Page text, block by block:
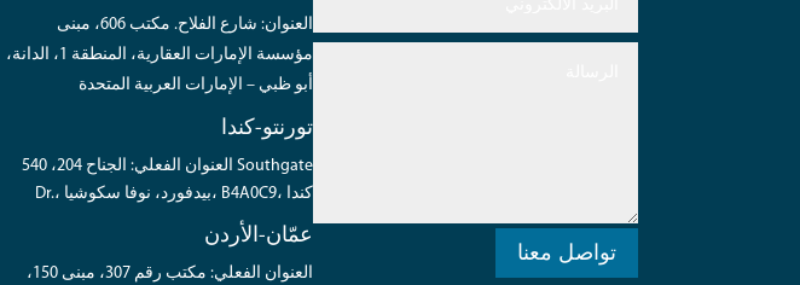
العنوان: شارع الفلاح. مكتب 606، مبنى
مؤسسة الإمارات العقارية، المنطقة 1، الدانة،
أبو ظبي – الإمارات العربية المتحدة
تورنتو-كندا
العنوان الفعلي: الجناح 204، 540 Southgate
Dr.، بيدفورد، نوفا سكوشيا، B4A0C9، كندا
عمّان-الأردن
العنوان الفعلي: مكتب رقم 307، مبنى 150،
تواصل معنا